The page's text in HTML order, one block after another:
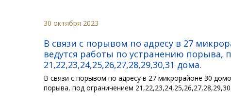
30 октября 2023
В связи с порывом по адресу в 27
ведутся работы по устранению порыва,
21,22,23,24,25,26,27,28,29,30,31 дома.
В связи с порывом по адресу в 27 микрорайоне 30
порыва, под ограничением